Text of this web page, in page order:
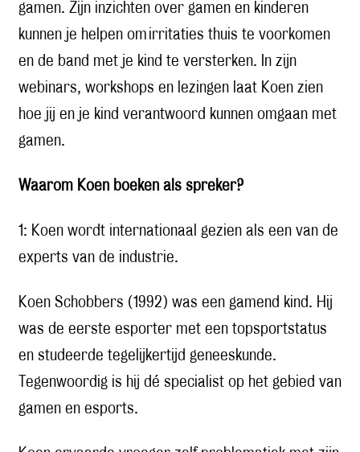
gamen. Zijn inzichten over gamen en kinderen
kunnen je helpen om irritaties thuis te voorkomen
en de band met je kind te versterken. In zijn
webinars, workshops en lezingen laat Koen zien
hoe jij en je kind verantwoord kunnen omgaan met
gamen.
Waarom Koen boeken als spreker?
1: Koen wordt internationaal gezien als een van de
experts van de industrie.
Koen Schobbers (1992) was een gamend kind. Hij
was de eerste esporter met een topsportstatus
en studeerde tegelijkertijd geneeskunde.
Tegenwoordig is hij dé specialist op het gebied van
gamen en esports.